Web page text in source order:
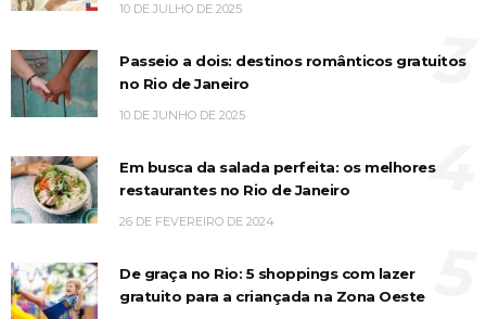
10 DE JULHO DE 2025
Passeio a dois: destinos românticos gratuitos
no Rio de Janeiro
10 DE JUNHO DE 2025
3
Em busca da salada perfeita: os melhores
restaurantes no Rio de Janeiro
26 DE FEVEREIRO DE 2024
4
De graça no Rio: 5 shoppings com lazer
gratuito para a criançada na Zona Oeste